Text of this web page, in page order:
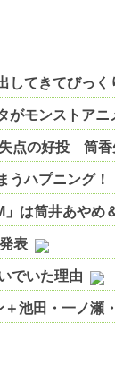
してきてびっく
がモンストア
ハプニング！
は筒井あやめ
表
でいた理由
池田・一ノ瀬